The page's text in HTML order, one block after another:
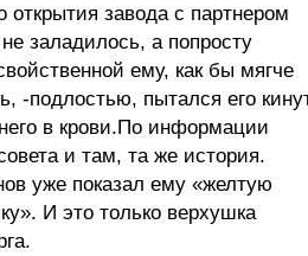
открытия завода с партнером
не заладилось, а попросту
ему, как бы мягче
-подлостью, пытался его
в крови.По информации
и там, та же история.
уже показал ему «желтую
И это только верхушка